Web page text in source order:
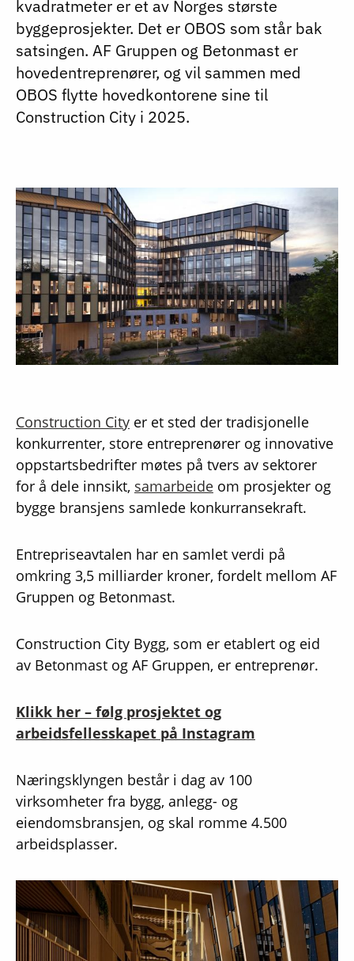
kvadratmeter er et av Norges største
byggeprosjekter. Det er OBOS som står bak
satsingen. AF Gruppen og Betonmast er
hovedentreprenører, og vil sammen med
OBOS flytte hovedkontorene sine til
Construction City i 2025.
Construction City er et sted der tradisjonelle
konkurrenter, store entreprenører og innovative
oppstartsbedrifter møtes på tvers av sektorer
for å dele innsikt, samarbeide om prosjekter og
bygge bransjens samlede konkurransekraft.
Entrepriseavtalen har en samlet verdi på
omkring 3,5 milliarder kroner, fordelt mellom AF
Gruppen og Betonmast.
Construction City Bygg, som er etablert og eid
av Betonmast og AF Gruppen, er entreprenør.
Klikk her – følg prosjektet og
arbeidsfellesskapet på Instagram
Næringsklyngen består i dag av 100
virksomheter fra bygg, anlegg- og
eiendomsbransjen, og skal romme 4.500
arbeidsplasser.